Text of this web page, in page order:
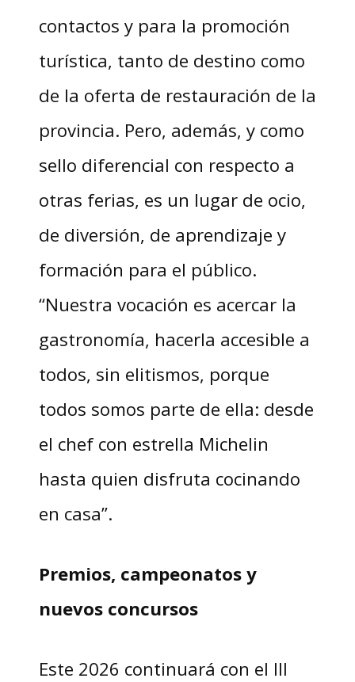
contactos y para la promoción
turística, tanto de destino como
de la oferta de restauración de la
provincia. Pero, además, y como
sello diferencial con respecto a
otras ferias, es un lugar de ocio,
de diversión, de aprendizaje y
formación para el público.
“Nuestra vocación es acercar la
gastronomía, hacerla accesible a
todos, sin elitismos, porque
todos somos parte de ella: desde
el chef con estrella Michelin
hasta quien disfruta cocinando
en casa”.
Premios, campeonatos y
nuevos concursos
Este 2026 continuará con el III